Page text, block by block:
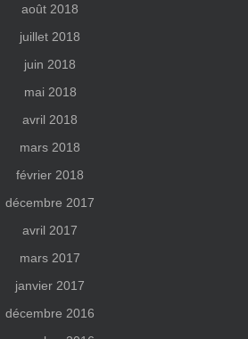
août 2018
juillet 2018
juin 2018
mai 2018
avril 2018
mars 2018
février 2018
décembre 2017
avril 2017
mars 2017
janvier 2017
décembre 2016